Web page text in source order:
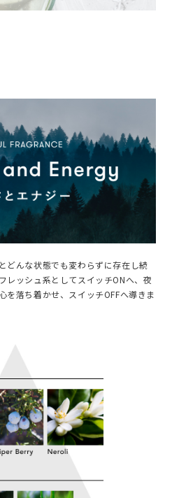
どんな状態でも変わらずに存在し続
レッシュ系としてスイッチONへ、夜
を落ち着かせ、スイッチOFFへ導きま